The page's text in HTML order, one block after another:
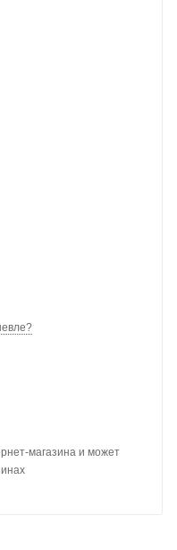
магазина и может